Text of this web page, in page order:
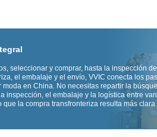
seleccionar y comprar, hasta la inspección de
el embalaje y el envío, VVIC conecta los
moda en China. No necesitas repartir la
inspección, el embalaje y la logística entre
que la compra transfronteriza resulta más clara